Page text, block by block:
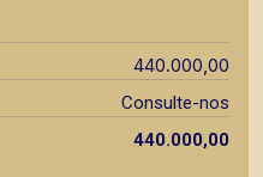
440.000,00
Consulte-nos
440.000,00